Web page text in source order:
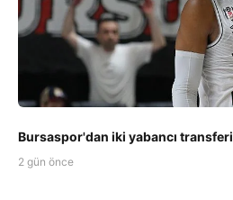
Bursaspor'dan iki yabancı transferi
2 gün önce